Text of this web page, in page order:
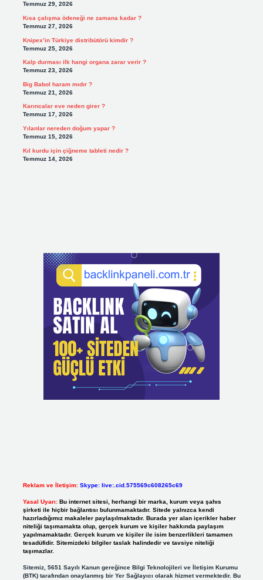
Temmuz 29, 2026
Kısa çalışma ödeneği ne zamana kadar ?
Temmuz 27, 2026
Knipex’in Türkiye distribütörü kimdir ?
Temmuz 25, 2026
Kalp durması ilk hangi organa zarar verir ?
Temmuz 23, 2026
Big Babol haram mıdır ?
Temmuz 21, 2026
Karıncalar eve neden girer ?
Temmuz 17, 2026
Yılanlar nereden doğum yapar ?
Temmuz 15, 2026
Kıl kurdu için çiğneme tableti nedir ?
Temmuz 14, 2026
Reklam ve İletişim: Skype: live:.cid.575569c608265c69
Yasal Uyarı: Bu internet sitesi, herhangi bir marka, kurum veya şahıs
şirketi ile hiçbir bağlantısı bulunmamaktadır. Sitede yalnızca kendi
hazırladığımız makaleler paylaşılmaktadır. Burada yer alan içerikler haber
niteliği taşımamakta olup, gerçek kurum ve kişiler hakkında paylaşım
yapılmamaktadır. Gerçek kurum ve kişiler ile isim benzerlikleri tamamen
tesadüfidir. Sitemizdeki bilgiler taslak halindedir ve tavsiye niteliği
taşımazlar.
Sitemiz, 5651 Sayılı Kanun gereğince Bilgi Teknolojileri ve İletişim Kurumu
(BTK) tarafından onaylanmış bir Yer Sağlayıcı olarak hizmet vermektedir. Bu